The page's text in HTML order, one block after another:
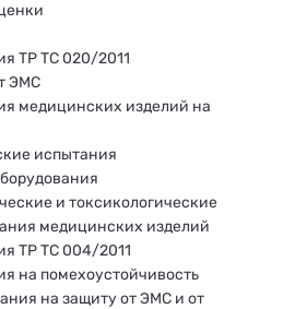
ТР ТС 020/2011
ЭМС
медицинских изделий на
испытания
и токсикологические
медицинских изделий
ТР ТС 004/2011
на помехоустойчивость
на защиту от ЭМС и от